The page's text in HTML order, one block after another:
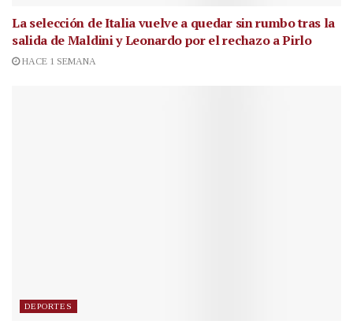
La selección de Italia vuelve a quedar sin rumbo tras la
salida de Maldini y Leonardo por el rechazo a Pirlo
HACE 1 SEMANA
DEPORTES